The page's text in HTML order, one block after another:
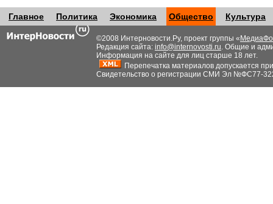
Главное Политика Экономика Общество Культура
©2008 Интерновости.Ру, проект группы «
Редакция сайта: info@internovosti.ru. Общие и
Информация на сайте для лиц старше 18 лет.
Перепечатка материалов допускается
Свидетельство о регистрации СМИ Эл №ФС77-